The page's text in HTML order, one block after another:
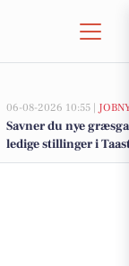
06-08-2026 10:55 |
Savner du nye
ledige stillinger i